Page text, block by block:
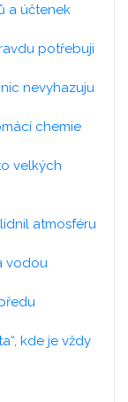
a účtenek
potřebuji
nevyhazuju
chemie
velkých
atmosféru
vodou
kde je vždy